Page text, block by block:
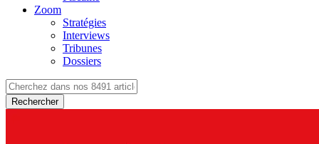
Zoom
Stratégies
Interviews
Tribunes
Dossiers
Rechercher